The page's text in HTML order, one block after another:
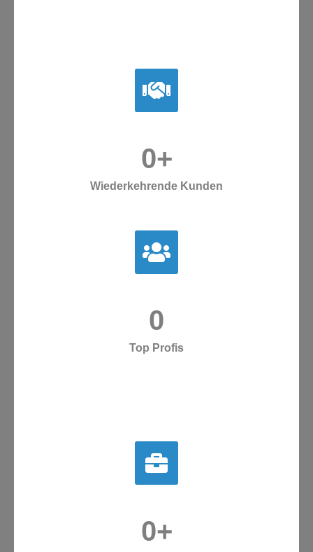
0+
Wiederkehrende Kunden
0
Top Profis
0+